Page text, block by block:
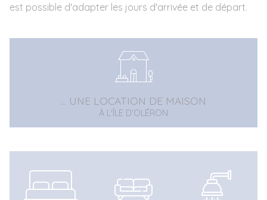
est possible d'adapter les jours d'arrivée et de départ.
... UNE LOCATION DE MAISON
À L'ÎLE D'OLÉRON